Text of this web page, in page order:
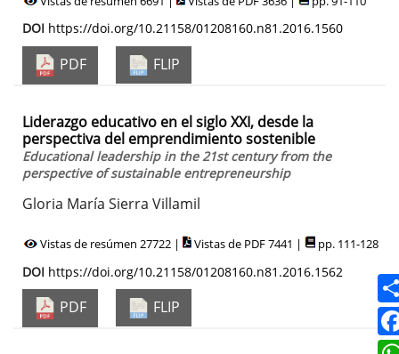
DOI https://doi.org/10.21158/01208160.n81.2016.1560
PDF FLIP
Liderazgo educativo en el siglo XXI, desde la
perspectiva del emprendimiento sostenible
Educational leadership in the 21st century from the
perspective of sustainable entrepreneurship
Gloria María Sierra Villamil
Vistas de resúmen 27722 | Vistas de PDF 7441 | pp. 111-128
DOI https://doi.org/10.21158/01208160.n81.2016.1562
PDF FLIP